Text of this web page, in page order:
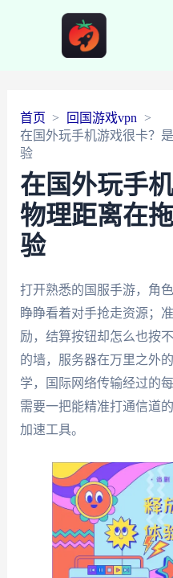
首页
回国游戏vpn
在国外玩手机游戏很卡？
验
在国外玩手
物理距离在
验
打开熟悉的国服手游，角
睁睁看着对手抢走资源；
励，结算按钮却怎么也按
的墙，服务器在万里之外
学，国际网络传输经过的
需要一把能精准打通信道
加速工具。